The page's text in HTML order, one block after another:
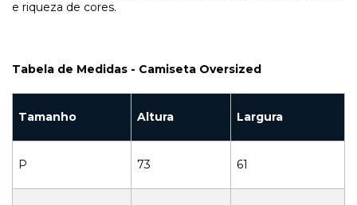
e riqueza de cores.
Tabela de Medidas - Camiseta Oversized
Tamanho Altura Largura
P 73 61